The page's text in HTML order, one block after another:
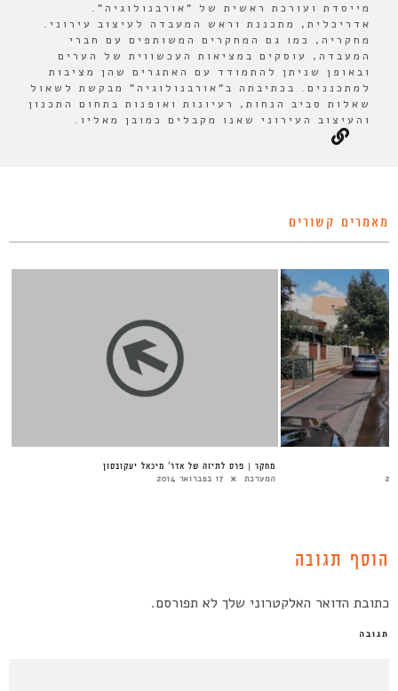
מייסדת ועורכת ראשית של "אורבנולוגיה".
אדריכלית, מתכננת וראש המעבדה לעיצוב עירוני.
מחקריה, כמו גם המחקרים המשותפים עם חברי
המעבדה, עוסקים במציאות העכשווית של הערים
ובאופן שניתן להתמודד עם האתגרים שהן מציבות
למתכננים. בכתיבתה ב"אורבנולוגיה" מבקשת לשאול
שאלות סביב הנחות, רעיונות ואופנות בתחום התכנון
והעיצוב העירוני שאנו מקבלים כמובן מאליו.
מאמרים קשורים
מחקר | פרס לתיזה של אדר’ מיכאל יעקובסון
המערכת 17 בפברואר 2014
הוסף תגובה
כתובת הדואר האלקטרוני שלך לא תפורסם.
תגובה